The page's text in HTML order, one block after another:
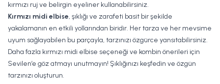
kırmızı ruj ve belirgin eyeliner kullanabilirsiniz.
Kırmızı midi elbise, şıklığı ve zarafeti basit bir şekilde
yakalamanın en etkili yollarından biridir. Her tarza ve her mevsime
uyum sağlayabilen bu parçayla, tarzınızı özgürce yansıtabilirsiniz.
Daha fazla kırmızı midi elbise seçeneği ve kombin önerileri için
Sevilen’e göz atmayı unutmayın! Şıklığınızı keşfedin ve özgün
tarzınızı oluşturun.